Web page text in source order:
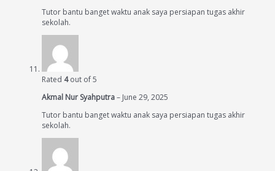
Tutor bantu banget waktu anak saya persiapan tugas akhir
sekolah.
Rated 4out of 5
Akmal Nur Syahputra– June 29, 2025
Tutor bantu banget waktu anak saya persiapan tugas akhir
sekolah.